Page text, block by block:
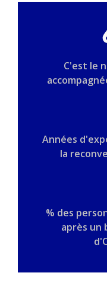
C'est le
Années
la
% des
après un